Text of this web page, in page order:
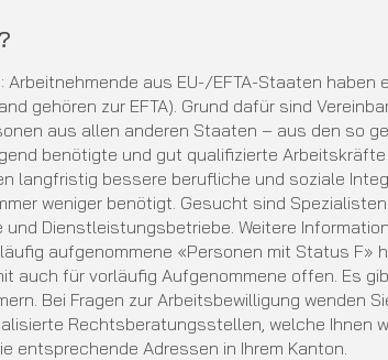
aus EU-/EFTA-Staaten haben
gehören zur EFTA). Grund dafür sind
aus allen anderen Staaten – aus den so
benötigte und gut qualifizierte
langfristig bessere berufliche und soziale
weniger benötigt. Gesucht sind
Dienstleistungsbetriebe. Weitere
aufgenommene «Personen mit Status F»
auch für vorläufig Aufgenommene offen. Es
Bei Fragen zur Arbeitsbewilligung wenden
Rechtsberatungsstellen, welche Ihnen
entsprechende Adressen in Ihrem Kanton.